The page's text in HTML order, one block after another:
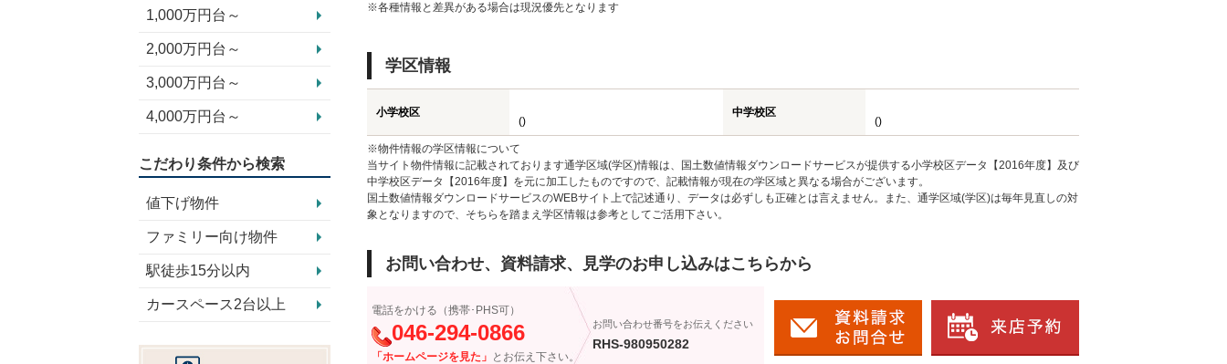
※各種情報と差異がある場合は現況優先となります
学区情報
小学校区
()
中学校区
()
※物件情報の学区情報について
当サイト物件情報に記載されております通学区域(学区)情報は、国土数値情報ダウンロードサービスが提供する小学校区データ【2016年度】及び
中学校区データ【2016年度】を元に加工したものですので、記載情報が現在の学区域と異なる場合がございます。
国土数値情報ダウンロードサービスのWEBサイト上で記述通り、データは必ずしも正確とは言えません。また、通学区域(学区)は毎年見直しの対
象となりますので、そちらを踏まえ学区情報は参考としてご活用下さい。
お問い合わせ、資料請求、見学のお申し込みはこちらから
電話をかける（携帯･PHS可）
046-294-0866
「ホームページを見た」 とお伝え下さい。
お問い合わせ番号をお伝えください
RHS-980950282
1,000万円台～
2,000万円台～
3,000万円台～
4,000万円台～
こだわり条件から検索
値下げ物件
ファミリー向け物件
駅徒歩15分以内
カースペース2台以上